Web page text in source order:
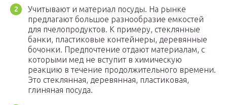
Учитывают и материал посуды. На рынке
предлагают большое разнообразие емкостей
для пчелопродуктов. К примеру, стеклянные
банки, пластиковые контейнеры, деревянные
бочонки. Предпочтение отдают материалам, с
которыми мед не вступит в химическую
реакцию в течение продолжительного времени.
Это стеклянная, деревянная, пластиковая,
глиняная посуда.